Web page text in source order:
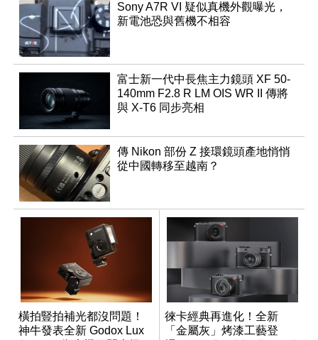
Sony A7R VI 疑似真機外觀曝光，
新電池恐與舊機不相容
富士新一代中長焦主力鏡頭 XF 50-
140mm F2.8 R LM OIS WR II 傳將
與 X-T6 同步亮相
傳 Nikon 部份 Z 接環鏡頭產地悄悄
從中國轉移至越南？
橫拍豎拍補光都沒問題！
神牛發表全新 Godox Lux
徠卡經典再進化！全新
「金屬灰」烤漆工藝登